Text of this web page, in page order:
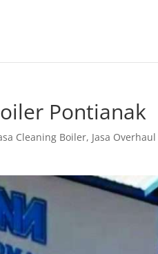
Pontianak
Cleaning Boiler, Jasa